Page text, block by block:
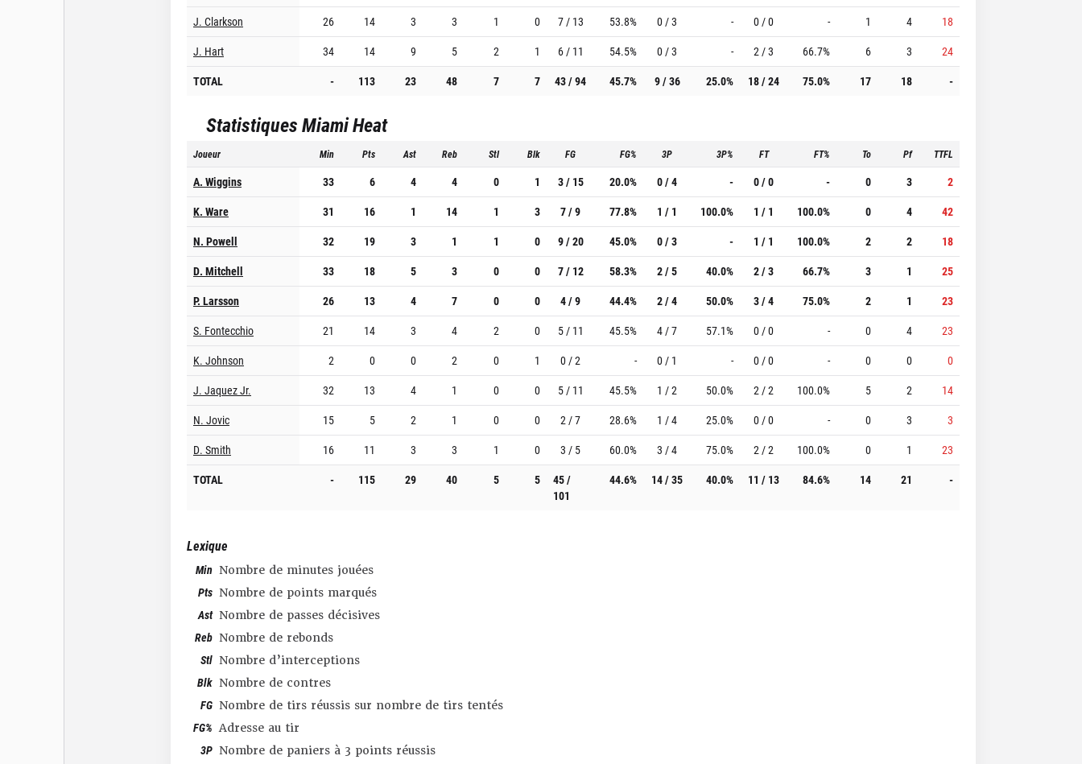
J. Clarkson
26 14 3 3 1 0 7 / 13 53.8% 0 / 3 - 0 / 0 - 1 4
18
J. Hart
34 14 9 5 2 1 6 / 11 54.5% 0 / 3 - 2 / 3 66.7% 6 3
24
TOTAL
- 113 23 48 7 7 43 / 94 45.7% 9 / 36 25.0% 18 / 24 75.0% 17 18 -
StatistiquesMiami Heat
Joueur Min Pts Ast Reb Stl Blk FG FG% 3P 3P% FT FT% To Pf TTFL
A. Wiggins 33 6 4 4 0 1 3 / 15 20.0% 0 / 4 - 0 / 0 - 0 3
2
K. Ware
31 16 1 14 1 3 7 / 9 77.8% 1 / 1 100.0% 1 / 1 100.0% 0 4
42
N. Powell
32 19 3 1 1 0 9 / 20 45.0% 0 / 3 - 1 / 1 100.0% 2 2
18
D. Mitchell
33 18 5 3 0 0 7 / 12 58.3% 2 / 5 40.0% 2 / 3 66.7% 3 1
25
P. Larsson
26 13 4 7 0 0 4 / 9 44.4% 2 / 4 50.0% 3 / 4 75.0% 2 1
23
S. Fontecchio
21 14 3 4 2 0 5 / 11 45.5% 4 / 7 57.1% 0 / 0 - 0 4
23
K. Johnson
2 0 0 2 0 1 0 / 2 - 0 / 1 - 0 / 0 - 0 0
0
J. Jaquez Jr.
32 13 4 1 0 0 5 / 11 45.5% 1 / 2 50.0% 2 / 2 100.0% 5 2
14
N. Jovic
15 5 2 1 0 0 2 / 7 28.6% 1 / 4 25.0% 0 / 0 - 0 3
3
D. Smith
16 11 3 3 1 0 3 / 5 60.0% 3 / 4 75.0% 2 / 2 100.0% 0 1
23
TOTAL
- 115 29 40 5 5
45 /
101
44.6% 14 / 35 40.0% 11 / 13 84.6% 14 21 -
Lexique
Min Nombre de minutes jouées
Pts Nombre de points marqués
Ast Nombre de passes décisives
Reb Nombre de rebonds
Stl Nombre d’interceptions
Blk Nombre de contres
FG Nombre de tirs réussis sur nombre de tirs tentés
FG% Adresse au tir
3P Nombre de paniers à 3 points réussis